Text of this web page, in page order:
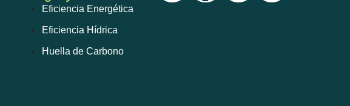
Eficiencia Energética
Eficiencia Hídrica
Huella de Carbono